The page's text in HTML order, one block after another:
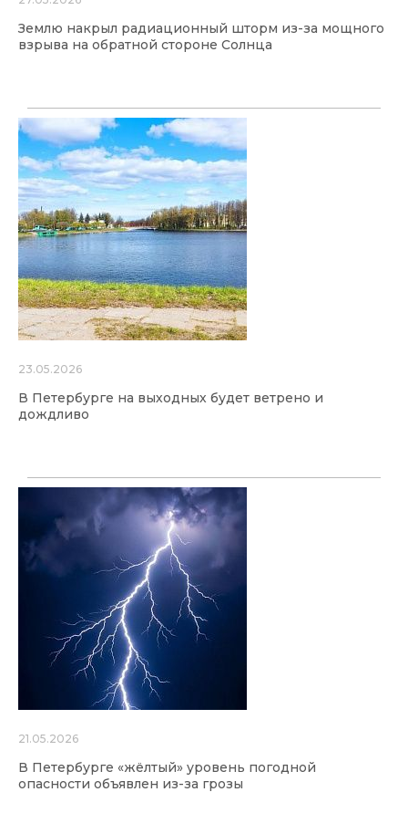
Землю накрыл радиационный шторм из-за мощного
взрыва на обратной стороне Солнца
23.05.2026
В Петербурге на выходных будет ветрено и
дождливо
21.05.2026
В Петербурге «жёлтый» уровень погодной
опасности объявлен из-за грозы